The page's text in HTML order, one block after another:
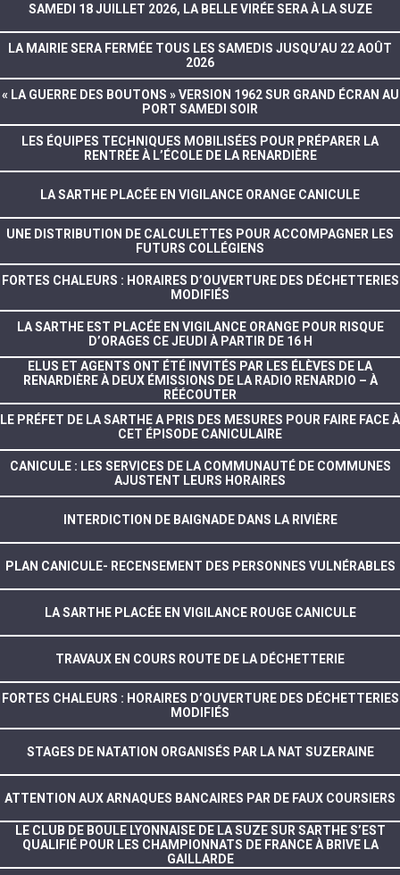
SAMEDI 18 JUILLET 2026, LA BELLE VIRÉE SERA À LA SUZE
LA MAIRIE SERA FERMÉE TOUS LES SAMEDIS JUSQU’AU 22 AOÛT
2026
« LA GUERRE DES BOUTONS » VERSION 1962 SUR GRAND ÉCRAN AU
PORT SAMEDI SOIR
LES ÉQUIPES TECHNIQUES MOBILISÉES POUR PRÉPARER LA
RENTRÉE À L’ÉCOLE DE LA RENARDIÈRE
LA SARTHE PLACÉE EN VIGILANCE ORANGE CANICULE
UNE DISTRIBUTION DE CALCULETTES POUR ACCOMPAGNER LES
FUTURS COLLÉGIENS
FORTES CHALEURS : HORAIRES D’OUVERTURE DES DÉCHETTERIES
MODIFIÉS
LA SARTHE EST PLACÉE EN VIGILANCE ORANGE POUR RISQUE
D’ORAGES CE JEUDI À PARTIR DE 16 H
ELUS ET AGENTS ONT ÉTÉ INVITÉS PAR LES ÉLÈVES DE LA
RENARDIÈRE À DEUX ÉMISSIONS DE LA RADIO RENARDIO – À
RÉÉCOUTER
LE PRÉFET DE LA SARTHE A PRIS DES MESURES POUR FAIRE FACE À
CET ÉPISODE CANICULAIRE
CANICULE : LES SERVICES DE LA COMMUNAUTÉ DE COMMUNES
AJUSTENT LEURS HORAIRES
INTERDICTION DE BAIGNADE DANS LA RIVIÈRE
PLAN CANICULE- RECENSEMENT DES PERSONNES VULNÉRABLES
LA SARTHE PLACÉE EN VIGILANCE ROUGE CANICULE
TRAVAUX EN COURS ROUTE DE LA DÉCHETTERIE
FORTES CHALEURS : HORAIRES D’OUVERTURE DES DÉCHETTERIES
MODIFIÉS
STAGES DE NATATION ORGANISÉS PAR LA NAT SUZERAINE
ATTENTION AUX ARNAQUES BANCAIRES PAR DE FAUX COURSIERS
LE CLUB DE BOULE LYONNAISE DE LA SUZE SUR SARTHE S’EST
QUALIFIÉ POUR LES CHAMPIONNATS DE FRANCE À BRIVE LA
GAILLARDE